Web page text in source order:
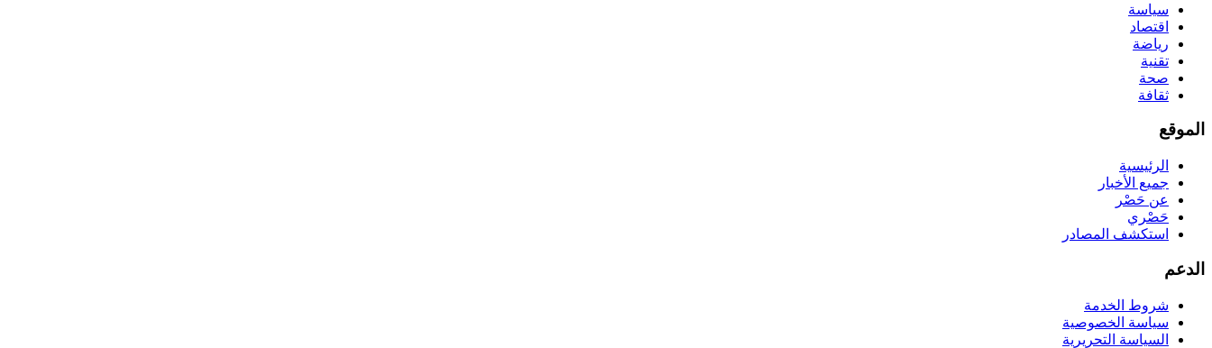
سياسة
اقتصاد
رياضة
تقنية
صحة
ثقافة
الموقع
الرئيسية
جميع الأخبار
عن حَصْر
حَصْري
استكشف المصادر
الدعم
شروط الخدمة
سياسة الخصوصية
السياسة التحريرية